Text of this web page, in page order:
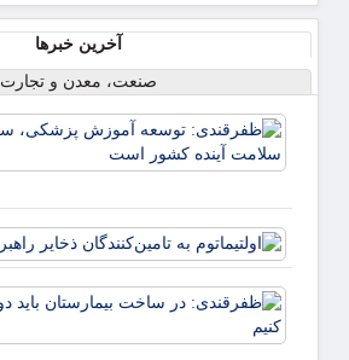
آخرین خبرها
صنعت، معدن و تجارت